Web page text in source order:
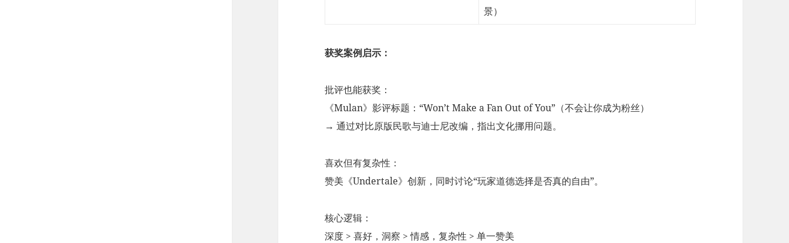
景）
获奖案例启示：
批评也能获奖：
《Mulan》影评标题：“Won’t Make a Fan Out of You”（不会让你成为粉丝）
→ 通过对比原版民歌与迪士尼改编，指出文化挪用问题。
喜欢但有复杂性：
赞美《Undertale》创新，同时讨论“玩家道德选择是否真的自由”。
核心逻辑：
深度 > 喜好，洞察 > 情感，复杂性 > 单一赞美